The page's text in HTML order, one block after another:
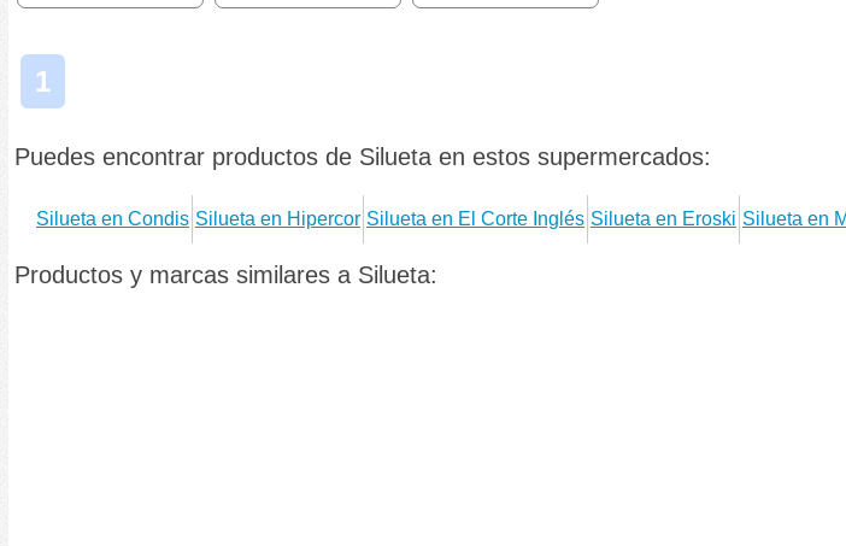
1
Puedes encontrar productos de Silueta en estos supermercados:
Silueta en Condis Silueta en Hipercor Silueta en El Corte Inglés Silueta en Eroski Silueta en
Productos y marcas similares a Silueta: